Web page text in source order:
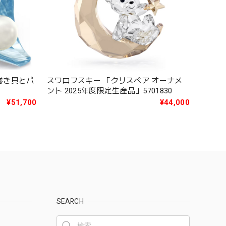
き貝とパ
¥51,700
スワロフスキー 「クリスベア オーナメ
ント 2025年度限定生産品」5701830
¥44,000
SEARCH